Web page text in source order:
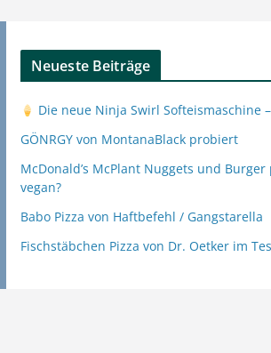
Neueste Beiträge
Die neue Ninja Swirl Softeismaschine
GÖNRGY von MontanaBlack probiert
McDonald’s McPlant Nuggets und
vegan?
Babo Pizza von Haftbefehl / Gangstarella
Fischstäbchen Pizza von Dr. Oetker im